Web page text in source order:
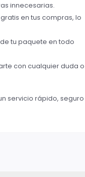
innecesarias.
en tus compras, lo
tu paquete en todo
con cualquier duda o
servicio rápido, seguro